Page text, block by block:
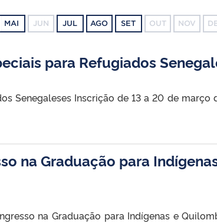
MAI JUN JUL AGO SET OUT NOV
para Refugiados
Senegaleses Inscrição de 13 a 20 de março
na Graduação para
na Graduação para Indígenas e